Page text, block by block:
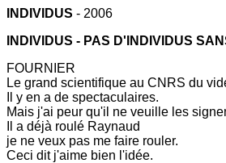
INDIVIDUS - 2006
INDIVIDUS - PAS D'INDIVIDUS
FOURNIER
Le grand scientifique au CNRS du
Il y en a de spectaculaires.
Mais j'ai peur qu'il ne veuille les
Il a déjà roulé Raynaud
je ne veux pas me faire rouler.
Ceci dit j'aime bien l'idée.